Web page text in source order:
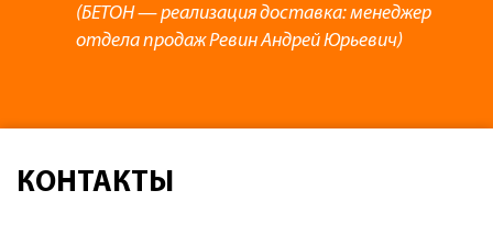
(БЕТОН — реализация доставка: менеджер
отдела продаж Ревин Андрей Юрьевич)
КОНТАКТЫ